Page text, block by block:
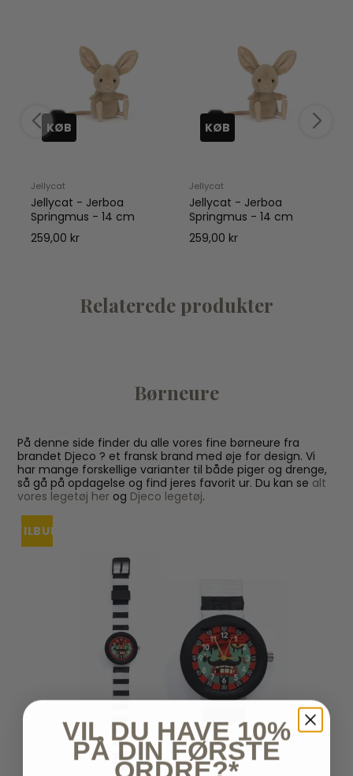
KØB
Jellycat
Jellycat - Jerboa
Springmus - 14 cm
259,00 kr
KØB
Jellycat
Jellycat - Jerboa
Springmus - 14 cm
259,00 kr
Relaterede produkter
Børneure
På denne side finder du alle vores fine børneure fra
brandet Djeco ? et fransk brand med øje for design. Vi
har mange forskellige varianter til både piger og drenge,
så gå på opdagelse og find jeres favorit ur. Du kan se alt
vores legetøj her og Djeco legetøj.
TILBUD
VIL DU HAVE 10%
PÅ DIN FØRSTE
ORDRE?*